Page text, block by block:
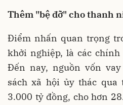
Thêm "bệ đỡ" cho thanh
Điểm nhấn quan trọng
khởi nghiệp, là các
Đến nay, nguồn vốn
sách xã hội ủy thác qua
3.000 tỷ đồng, cho hơn